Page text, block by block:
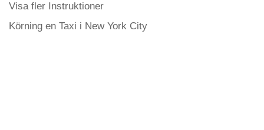
Visa fler Instruktioner
Körning en Taxi i New York City